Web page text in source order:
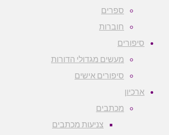
ספרים
חוברות
סיפורים
מעשים מגדולי הדורות
סיפורים אישים
ארכיון
מכתבים
צניעות מכתבים